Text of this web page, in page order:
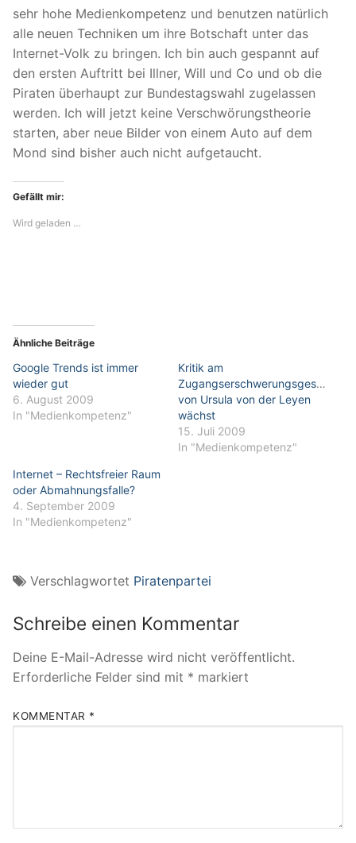
sehr hohe Medienkompetenz und benutzen natürlich
alle neuen Techniken um ihre Botschaft unter das
Internet-Volk zu bringen. Ich bin auch gespannt auf
den ersten Auftritt bei Illner, Will und Co und ob die
Piraten überhaupt zur Bundestagswahl zugelassen
werden. Ich will jetzt keine Verschwörungstheorie
starten, aber neue Bilder von einem Auto auf dem
Mond sind bisher auch nicht aufgetaucht.
Gefällt mir:
Wird geladen …
Ähnliche Beiträge
Google Trends ist immer
wieder gut
6. August 2009
In "Medienkompetenz"
Kritik am
Zugangserschwerungsgesetz
von Ursula von der Leyen
wächst
15. Juli 2009
In "Medienkompetenz"
Internet – Rechtsfreier Raum
oder Abmahnungsfalle?
4. September 2009
In "Medienkompetenz"
Verschlagwortet Piratenpartei
Schreibe einen Kommentar
Deine E-Mail-Adresse wird nicht veröffentlicht.
Erforderliche Felder sind mit * markiert
KOMMENTAR *